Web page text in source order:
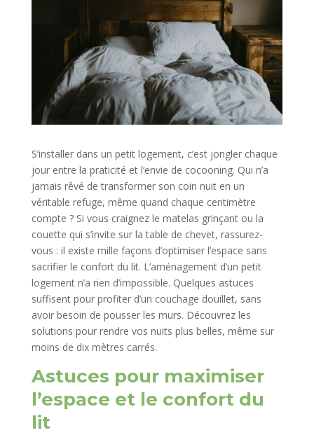
S’installer dans un petit logement, c’est jongler chaque
jour entre la praticité et l’envie de cocooning. Qui n’a
jamais rêvé de transformer son coin nuit en un
véritable refuge, même quand chaque centimètre
compte ? Si vous craignez le matelas grinçant ou la
couette qui s’invite sur la table de chevet, rassurez-
vous : il existe mille façons d’optimiser l’espace sans
sacrifier le confort du lit. L’aménagement d’un petit
logement n’a rien d’impossible. Quelques astuces
suffisent pour profiter d’un couchage douillet, sans
avoir besoin de pousser les murs. Découvrez les
solutions pour rendre vos nuits plus belles, même sur
moins de dix mètres carrés.
Astuces pour maximiser
l’espace et le confort du
lit